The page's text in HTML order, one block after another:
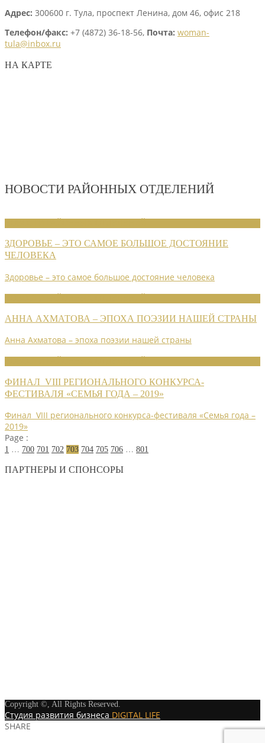
Адрес: 300600 г. Тула, проспект Ленина, дом 46, офис 218
Телефон/факс: +7 (4872) 36-18-56, Почта: woman-
tula@inbox.ru
НА КАРТЕ
НОВОСТИ РАЙОННЫХ ОТДЕЛЕНИЙ
ЗДОРОВЬЕ – ЭТО САМОЕ БОЛЬШОЕ ДОСТОЯНИЕ
ЧЕЛОВЕКА
Здоровье – это самое большое достояние человека
АННА АХМАТОВА – ЭПОХА ПОЭЗИИ НАШЕЙ СТРАНЫ
Анна Ахматова – эпоха поэзии нашей страны
ФИНАЛ VIII РЕГИОНАЛЬНОГО КОНКУРСА-
ФЕСТИВАЛЯ «СЕМЬЯ ГОДА – 2019»
Финал VIII регионального конкурса-фестиваля «Семья года –
2019»
Page :
1 … 700 701 702 703 704 705 706 … 801
ПАРТНЕРЫ И СПОНСОРЫ
Copyright ©, All Rights Reserved.
Студия развития бизнеса DIGITAL LIFE
SHARE